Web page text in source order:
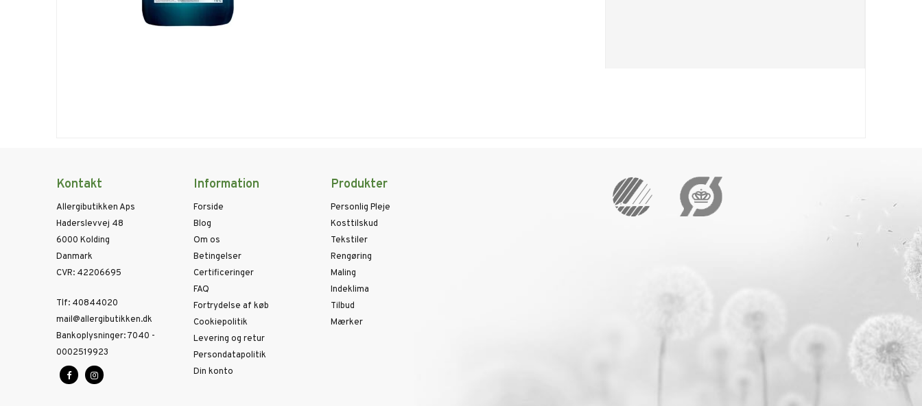
Kontakt
Allergibutikken Aps
Haderslevvej 48
6000 Kolding
Danmark
CVR: 42206695
Tlf: 40844020
mail@allergibutikken.dk
Bankoplysninger:7040 -
0002519923
Information
Forside
Blog
Om os
Betingelser
Certificeringer
FAQ
Fortrydelse af køb
Cookiepolitik
Levering og retur
Persondatapolitik
Din konto
Produkter
Personlig Pleje
Kosttilskud
Tekstiler
Rengøring
Maling
Indeklima
Tilbud
Mærker